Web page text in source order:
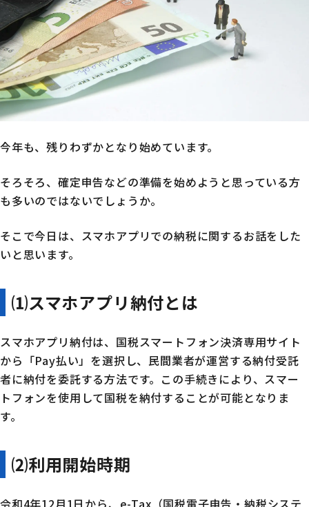
今年も、残りわずかとなり始めています。
そろそろ、確定申告などの準備を始めようと思っている方
も多いのではないでしょうか。
そこで今日は、スマホアプリでの納税に関するお話をした
いと思います。
⑴スマホアプリ納付とは
スマホアプリ納付は、国税スマートフォン決済専用サイト
から「Pay払い」を選択し、民間業者が運営する納付受託
者に納付を委託する方法です。この手続きにより、スマー
トフォンを使用して国税を納付することが可能となりま
す。
⑵利用開始時期